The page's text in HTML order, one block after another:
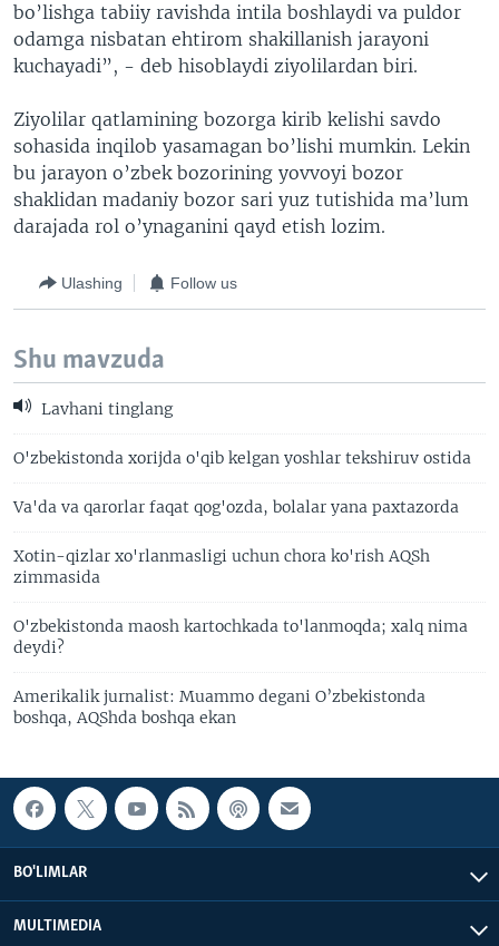
bo’lishga tabiiy ravishda intila boshlaydi va puldor
odamga nisbatan ehtirom shakillanish jarayoni
kuchayadi”, - deb hisoblaydi ziyolilardan biri.
Ziyolilar qatlamining bozorga kirib kelishi savdo
sohasida inqilob yasamagan bo’lishi mumkin. Lekin
bu jarayon o’zbek bozorining yovvoyi bozor
shaklidan madaniy bozor sari yuz tutishida ma’lum
darajada rol o’ynaganini qayd etish lozim.
Ulashing Follow us
Shu mavzuda
Lavhani tinglang
O'zbekistonda xorijda o'qib kelgan yoshlar tekshiruv ostida
Va'da va qarorlar faqat qog'ozda, bolalar yana paxtazorda
Xotin-qizlar xo'rlanmasligi uchun chora ko'rish AQSh
zimmasida
O'zbekistonda maosh kartochkada to'lanmoqda; xalq nima
deydi?
Amerikalik jurnalist: Muammo degani O’zbekistonda
boshqa, AQShda boshqa ekan
BO'LIMLAR
MULTIMEDIA